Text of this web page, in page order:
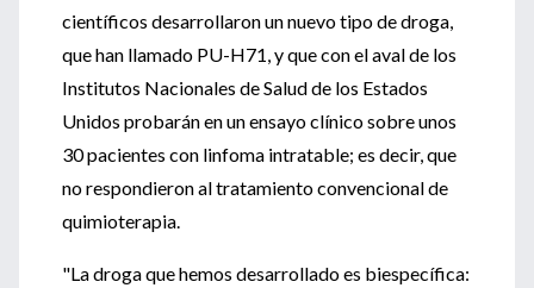
científicos desarrollaron un nuevo tipo de droga,
que han llamado PU-H71, y que con el aval de los
Institutos Nacionales de Salud de los Estados
Unidos probarán en un ensayo clínico sobre unos
30 pacientes con linfoma intratable; es decir, que
no respondieron al tratamiento convencional de
quimioterapia.
"La droga que hemos desarrollado es biespecífica: